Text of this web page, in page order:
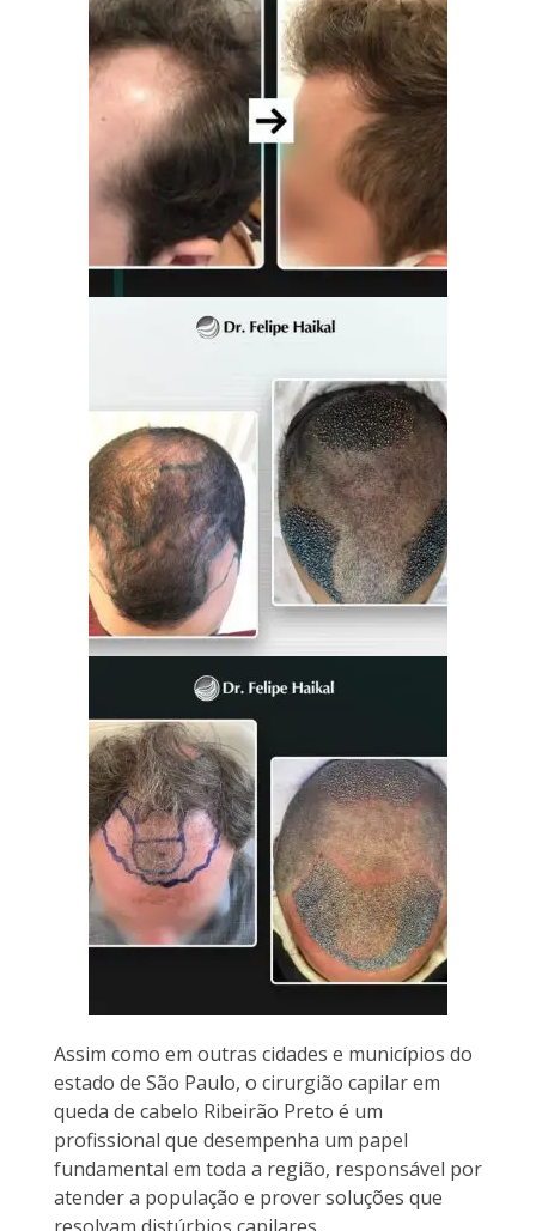
Assim como em outras cidades e municípios do
estado de São Paulo, o cirurgião capilar em
queda de cabelo Ribeirão Preto é um
profissional que desempenha um papel
fundamental em toda a região, responsável por
atender a população e prover soluções que